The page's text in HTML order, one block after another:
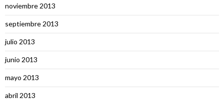
noviembre 2013
septiembre 2013
julio 2013
junio 2013
mayo 2013
abril 2013